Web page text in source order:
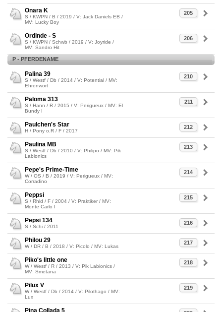
205
Onara K
S / KWPN / B / 2019 / V: Jack Daniels EB /
MV: Lucky Boy
206
Ordinde - S
S / KWPN / Schwb / 2019 / V: Joyride /
MV: Sandro Hit
P - PFERDENAME
210
Palina 39
S / Westf / Db / 2014 / V: Potential / MV:
Ehrenwort
211
Paloma 313
S / Hann / R / 2015 / V: Perigueux / MV: El
Bundy I
212
Paulchen's Star
H / Pony o.R / F / 2017
213
Paulina MB
S / Westf / Db / 2010 / V: Philipo / MV: Pik
Labionics
214
Pepe's Prime-Time
W / OS / B / 2019 / V: Perigueux / MV:
Corradino
215
Peppsi
S / Rhld / F / 2004 / V: Praktiker / MV:
Monte Carlo I
216
Pepsi 134
S / Schi / 2011
217
Philou 29
W / DR / B / 2018 / V: Picolo / MV: Lukas
218
Piko's little one
W / Westf / R / 2013 / V: Pik Labionics /
MV: Smetana
219
Pilux V
W / Westf / Db / 2014 / V: Pilothago / MV:
Lux
Pina Collada 5